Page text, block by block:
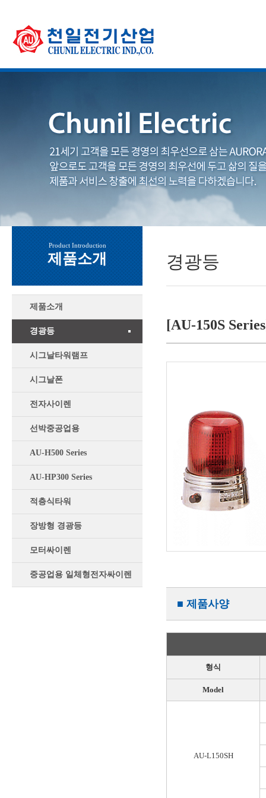
Product Introduction
제품소개
제품소개
경광등
시그날타워램프
시그날폰
전자사이렌
선박중공업용
AU-H500 Series
AU-HP300 Series
적층식타워
장방형 경광등
모터싸이렌
중공업용 일체형전자싸이렌
경광등
[AU-150S
■ 제품사양
형식
Model
AU-L150SH